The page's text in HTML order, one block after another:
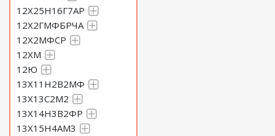
12Х25Н16Г7АР
12Х2ГМФБРЧА
12Х2МФСР
12ХМ
12Ю
13Х11Н2В2МФ
13Х13С2М2
13Х14Н3В2ФР
13Х15Н4АМ3